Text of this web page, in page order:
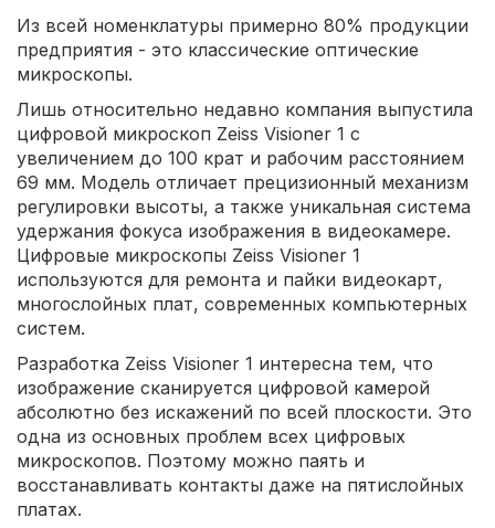
Из всей номенклатуры примерно 80% продукции
предприятия - это классические оптические
микроскопы.
Лишь относительно недавно компания выпустила
цифровой микроскоп Zeiss Visioner 1 с
увеличением до 100 крат и рабочим расстоянием
69 мм. Модель отличает прецизионный механизм
регулировки высоты, а также уникальная система
удержания фокуса изображения в видеокамере.
Цифровые микроскопы Zeiss Visioner 1
используются для ремонта и пайки видеокарт,
многослойных плат, современных компьютерных
систем.
Разработка Zeiss Visioner 1 интересна тем, что
изображение сканируется цифровой камерой
абсолютно без искажений по всей плоскости. Это
одна из основных проблем всех цифровых
микроскопов. Поэтому можно паять и
восстанавливать контакты даже на пятислойных
платах.